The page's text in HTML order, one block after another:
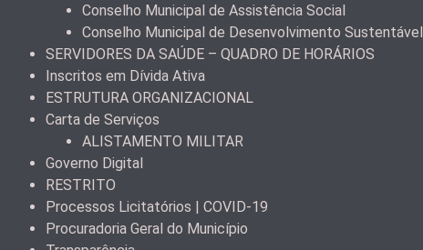
Conselho Municipal de Assistência Social
Conselho Municipal de Desenvolvimento Sustentável
SERVIDORES DA SAÚDE – QUADRO DE HORÁRIOS
Inscritos em Dívida Ativa
ESTRUTURA ORGANIZACIONAL
Carta de Serviços
ALISTAMENTO MILITAR
Governo Digital
RESTRITO
Processos Licitatórios | COVID-19
Procuradoria Geral do Município